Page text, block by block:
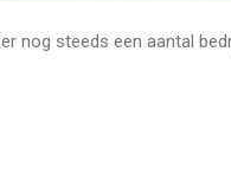
nog steeds een aantal